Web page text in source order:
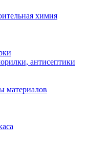
химия
антисептики
материалов